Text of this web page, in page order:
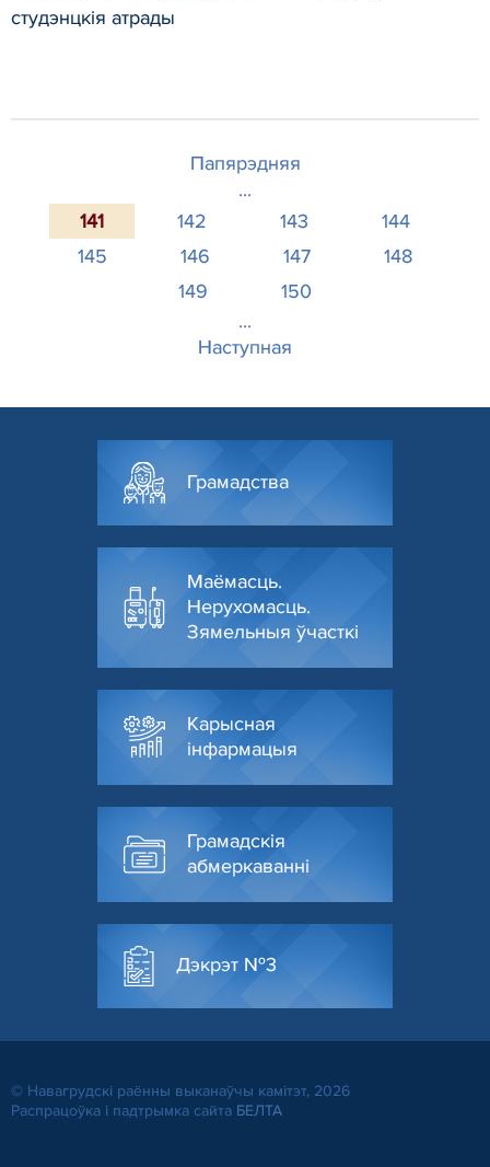
студэнцкія атрады
Папярэдняя
...
141
142 143
144
145
146 147
148
149
150
...
Наступная
Грамадства
Маёмасць.
Нерухомасць.
Зямельныя ўчасткі
Карысная
інфармацыя
Грамадскія
абмеркаванні
Дэкрэт №3
© Навагрудскі раённы выканаўчы камітэт, 2026
Распрацоўка і падтрымка сайта БЕЛТА